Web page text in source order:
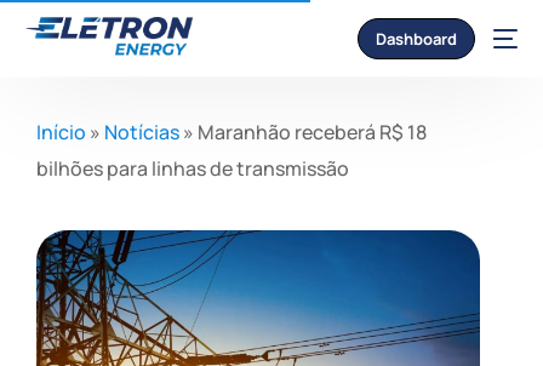
Dashboard
Início » Notícias» Maranhão receberá R$ 18
bilhões para linhas de transmissão